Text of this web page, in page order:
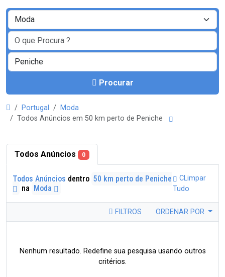
Procurar
Portugal
Moda
Todos Anúncios em 50 km perto de Peniche
Todos Anúncios 0
Todos Anúncios dentro 50 km perto de Peniche
na Moda
CLimpar
Tudo
FILTROS ORDENAR POR
Nenhum resultado. Redefine sua pesquisa usando outros
critérios.